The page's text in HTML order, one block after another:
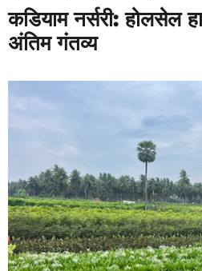
कडियाम नर्सरी: होलसेल
अंतिम गंतव्य